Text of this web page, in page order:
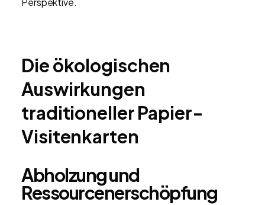
Die ökologischen
Auswirkungen
traditioneller Papier-
Visitenkarten
Abholzung und
Ressourcenerschöpfung